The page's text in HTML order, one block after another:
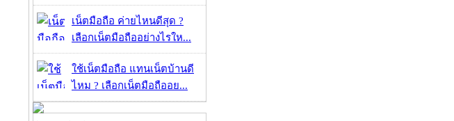
เน็ตมือถือ ค่ายไหนดีสุด ?
เลือกเน็ตมือถืออย่างไรให...
ใช้เน็ตมือถือ แทนเน็ตบ้านดี
ไหม ? เลือกเน็ตมือถืออย...